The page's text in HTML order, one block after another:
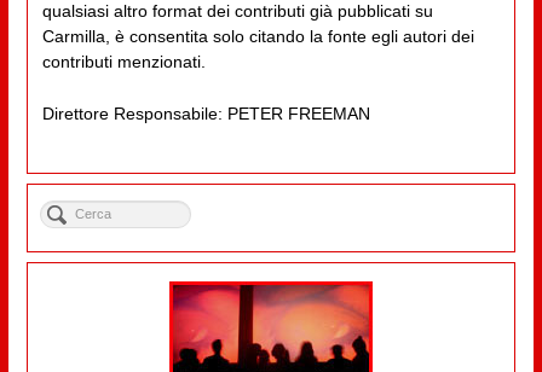
qualsiasi altro format dei contributi già pubblicati su
Carmilla, è consentita solo citando la fonte egli autori dei
contributi menzionati.
Direttore Responsabile: PETER FREEMAN